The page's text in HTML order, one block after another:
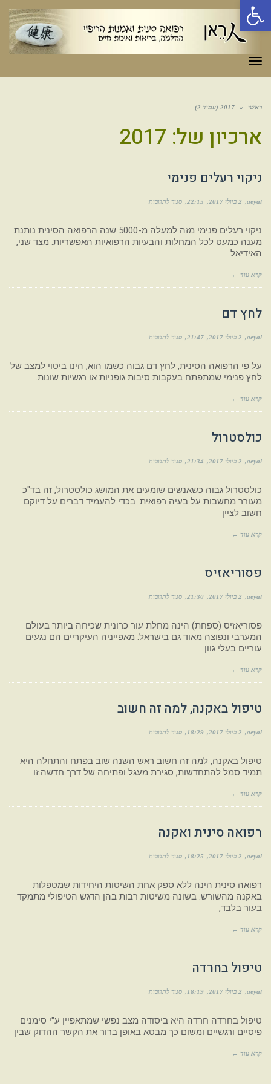
פתח סרגל נגישות
תפריט
ראשי » 2017 (עמוד 2)
ארכיון של: 2017
ניקוי רעלים פנימי
aeyal 2 ביולי 2017 22:15 סגור לתגובות
ניקוי רעלים פנימי מזה למעלה מ-5000 שנה הרפואה הסינית נותנת
מענה כמעט לכל המחלות והבעיות הרפואיות האפשריות. מצד שני,
האידיאל
קרא עוד ←
לחץ דם
aeyal 2 ביולי 2017 21:47 סגור לתגובות
על פי הרפואה הסינית, לחץ דם גבוה כשמו הוא, הינו ביטוי למצב של
לחץ פנימי שמתפתח בעקבות סיבות גופניות או רגשיות שונות.
קרא עוד ←
כולסטרול
aeyal 2 ביולי 2017 21:34 סגור לתגובות
כולסטרול גבוה כשאנשים שומעים את המושג כולסטרול, זה בד"כ
מעורר מחשבות על בעיה רפואית. בכדי להעמיד דברים על דיוקם
חשוב לציין
קרא עוד ←
פסוריאזיס
aeyal 2 ביולי 2017 21:30 סגור לתגובות
פסוריאזיס (ספחת) הינה מחלת עור כרונית שכיחה ביותר בעולם
המערבי ונפוצה מאוד גם בישראל. מאפייניה העיקריים הם נגעים
עוריים בעלי גוון
קרא עוד ←
טיפול באקנה, למה זה חשוב
aeyal 2 ביולי 2017 18:29 סגור לתגובות
טיפול באקנה, למה זה חשוב ראש השנה שוב בפתח והתחלה היא
תמיד סמל להתחדשות, סגירת מעגל ופתיחה של דרך חדשה.זו
קרא עוד ←
רפואה סינית ואקנה
aeyal 2 ביולי 2017 18:25 סגור לתגובות
רפואה סינית הינה ללא ספק אחת השיטות היחידות שמטפלות
באקנה מהשורש. בשונה משיטות רבות בהן הדגש הטיפולי מתמקד
בעור בלבד,
קרא עוד ←
טיפול בחרדה
aeyal 2 ביולי 2017 18:19 סגור לתגובות
טיפול בחרדה חרדה היא ביסודה מצב נפשי שמתאפיין ע"י סימנים
פיסיים ורגשיים ומשום כך מבטא באופן ברור את הקשר ההדוק שבין
קרא עוד ←